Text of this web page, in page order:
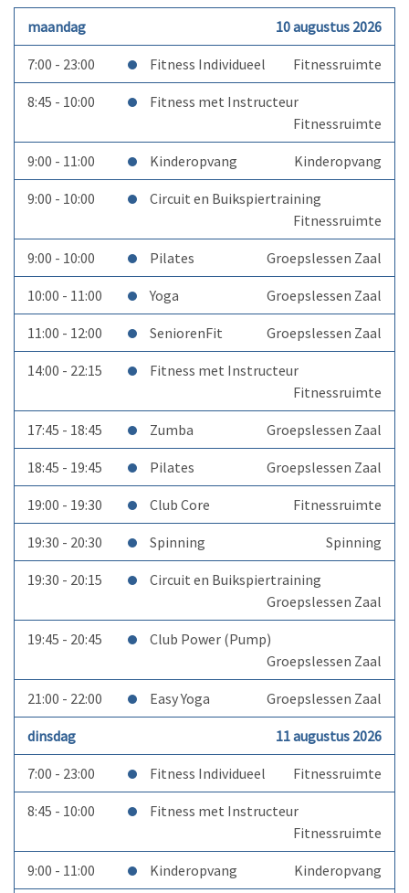
maandag 10 augustus 2026
7:00 - 23:00 Fitness Individueel Fitnessruimte
8:45 - 10:00
Fitness met Instructeur
Fitnessruimte
9:00 - 11:00 Kinderopvang Kinderopvang
9:00 - 10:00
Circuit en Buikspiertraining
Fitnessruimte
9:00 - 10:00 Pilates Groepslessen Zaal
10:00 - 11:00 Yoga Groepslessen Zaal
11:00 - 12:00 SeniorenFit Groepslessen Zaal
14:00 - 22:15
Fitness met Instructeur
Fitnessruimte
17:45 - 18:45 Zumba Groepslessen Zaal
18:45 - 19:45 Pilates Groepslessen Zaal
19:00 - 19:30 Club Core Fitnessruimte
19:30 - 20:30 Spinning Spinning
19:30 - 20:15
Circuit en Buikspiertraining
Groepslessen Zaal
19:45 - 20:45
Club Power (Pump)
Groepslessen Zaal
21:00 - 22:00 Easy Yoga Groepslessen Zaal
dinsdag 11 augustus 2026
7:00 - 23:00 Fitness Individueel Fitnessruimte
8:45 - 10:00
Fitness met Instructeur
Fitnessruimte
9:00 - 11:00 Kinderopvang Kinderopvang